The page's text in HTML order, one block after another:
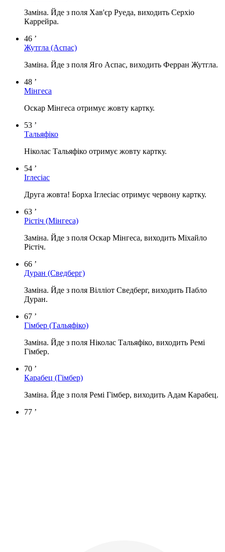
Заміна. Йде з поля Хав'єр Руеда, виходить Серхіо
Каррейра.
46 ’
Жутгла (Аспас)
Заміна. Йде з поля Яго Аспас, виходить Ферран Жутгла.
48 ’
Мінгеса
Оскар Мінгеса отримує жовту картку.
53 ’
Тальяфіко
Ніколас Тальяфіко отримує жовту картку.
54 ’
Іглесіас
Друга жовта! Борха Іглесіас отримує червону картку.
63 ’
Рістіч (Мінгеса)
Заміна. Йде з поля Оскар Мінгеса, виходить Міхайло
Рістіч.
66 ’
Дуран (Сведберг)
Заміна. Йде з поля Вілліот Сведберг, виходить Пабло
Дуран.
67 ’
Гімбер (Тальяфіко)
Заміна. Йде з поля Ніколас Тальяфіко, виходить Ремі
Гімбер.
70 ’
Карабец (Гімбер)
Заміна. Йде з поля Ремі Гімбер, виходить Адам Карабец.
77 ’